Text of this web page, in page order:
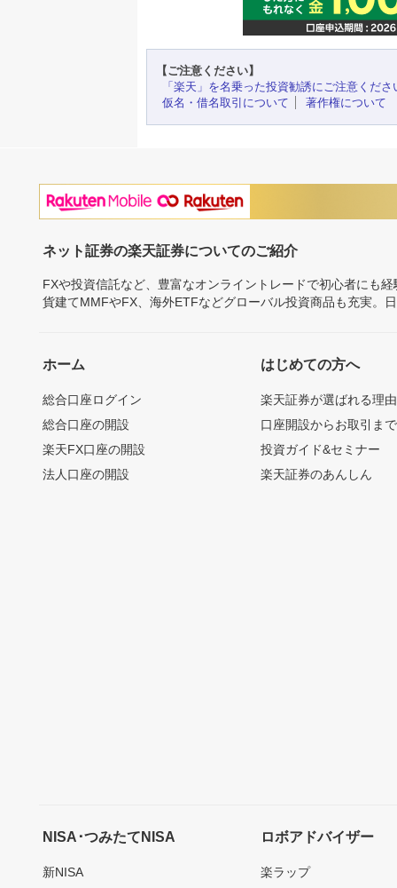
【ご注意ください】
「楽天」を名乗った投資勧誘にご注意くださ
仮名・借名取引について
著作権について
ネット証券の楽天証券についてのご紹介
FXや投資信託など、豊富なオンライントレードで初心者にも
貨建てMMFやFX、海外ETFなどグローバル投資商品も充実。
ホーム
総合口座ログイン
総合口座の開設
楽天FX口座の開設
法人口座の開設
はじめての方へ
楽天証券が選ばれる理由
口座開設からお取引ま
投資ガイド&セミナー
楽天証券のあんしん
NISA･つみたてNISA
新NISA
ロボアドバイザー
楽ラップ